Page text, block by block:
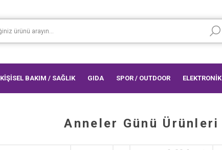
KİŞİSEL BAKIM / SAĞLIK GIDA SPOR / OUTDOOR ELEKTRONİK
Anneler Günü Ürünleri